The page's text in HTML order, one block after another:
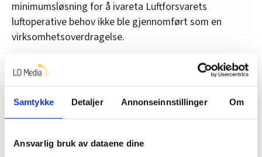
Samtykke Detaljer Annonseinnstillinger Om
Ansvarlig bruk av dataene dine
minimumsløsning for å ivareta Luftforsvarets
luftoperative behov ikke ble gjennomført som en
virksomhetsoverdragelse.
– Hvorfor måtte de som ble ansatt gå inn i militære
stillinger?
– Det tas grep i organisasjonen for å sikre at
personellet vårt er fleksibelt og med riktig militær
kompetanse, og de søkerne som var best kvalifisert